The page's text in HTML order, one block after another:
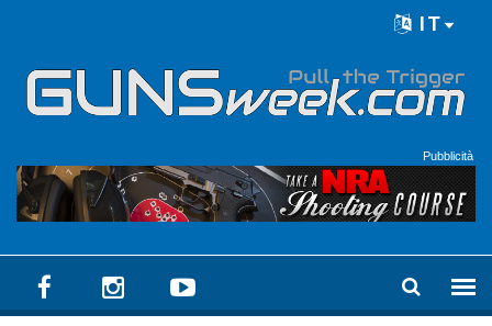
IT
Pubblicità